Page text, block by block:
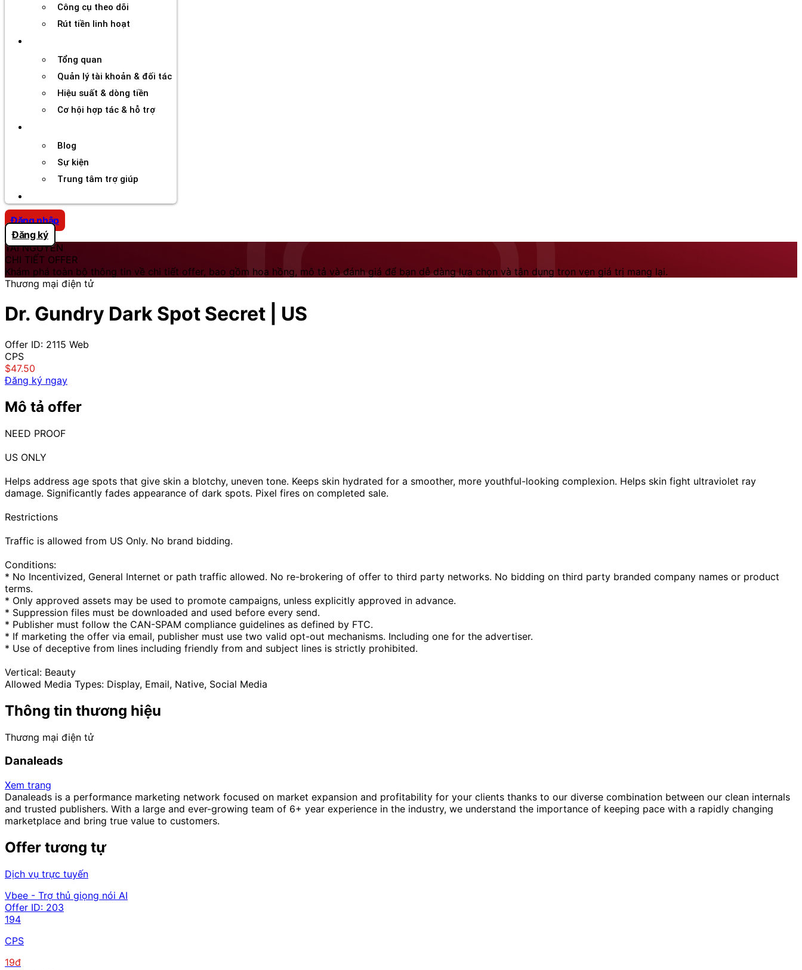
Công cụ theo dõi
Rút tiền linh hoạt
Tổng quan
Quản lý tài khoản & đối tác
Hiệu suất & dòng tiền
Cơ hội hợp tác & hỗ trợ
Blog
Sự kiện
Trung tâm trợ giúp
Đăng nhập
Đăng ký
TÀI NGUYÊN
CHI TIẾT OFFER
Khám phá toàn bộ thông tin về chi tiết offer, bao gồm hoa hồng, mô tả và đánh giá để bạn dễ dàng lựa chọn và tận dụng trọn vẹn giá trị mang lại.
Thương mại điện tử
Dr. Gundry Dark Spot Secret | US
Offer ID: 2115 Web
CPS
$47.50
Đăng ký ngay
Mô tả offer
NEED PROOF
US ONLY
Helps address age spots that give skin a blotchy, uneven tone. Keeps skin hydrated for a smoother, more youthful-looking complexion. Helps skin fight ultraviolet ray
damage. Significantly fades appearance of dark spots. Pixel fires on completed sale.
Restrictions
Traffic is allowed from US Only. No brand bidding.
Conditions:
* No Incentivized, General Internet or path traffic allowed. No re-brokering of offer to third party networks. No bidding on third party branded company names or product
terms.
* Only approved assets may be used to promote campaigns, unless explicitly approved in advance.
* Suppression files must be downloaded and used before every send.
* Publisher must follow the CAN-SPAM compliance guidelines as defined by FTC.
* If marketing the offer via email, publisher must use two valid opt-out mechanisms. Including one for the advertiser.
* Use of deceptive from lines including friendly from and subject lines is strictly prohibited.
Vertical: Beauty
Allowed Media Types: Display, Email, Native, Social Media
Thông tin thương hiệu
Thương mại điện tử
Danaleads
Xem trang
Danaleads is a performance marketing network focused on market expansion and profitability for your clients thanks to our diverse combination between our clean internals
and trusted publishers. With a large and ever-growing team of 6+ year experience in the industry, we understand the importance of keeping pace with a rapidly changing
marketplace and bring true value to customers.
Offer tương tự
Dịch vụ trực tuyến
Vbee - Trợ thủ giọng nói AI
Offer ID: 203
194
CPS
19đ